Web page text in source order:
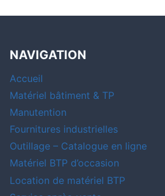
NAVIGATION
Accueil
Matériel bâtiment & TP
Manutention
Fournitures industrielles
Outillage – Catalogue en ligne
Matériel BTP d’occasion
Location de matériel BTP